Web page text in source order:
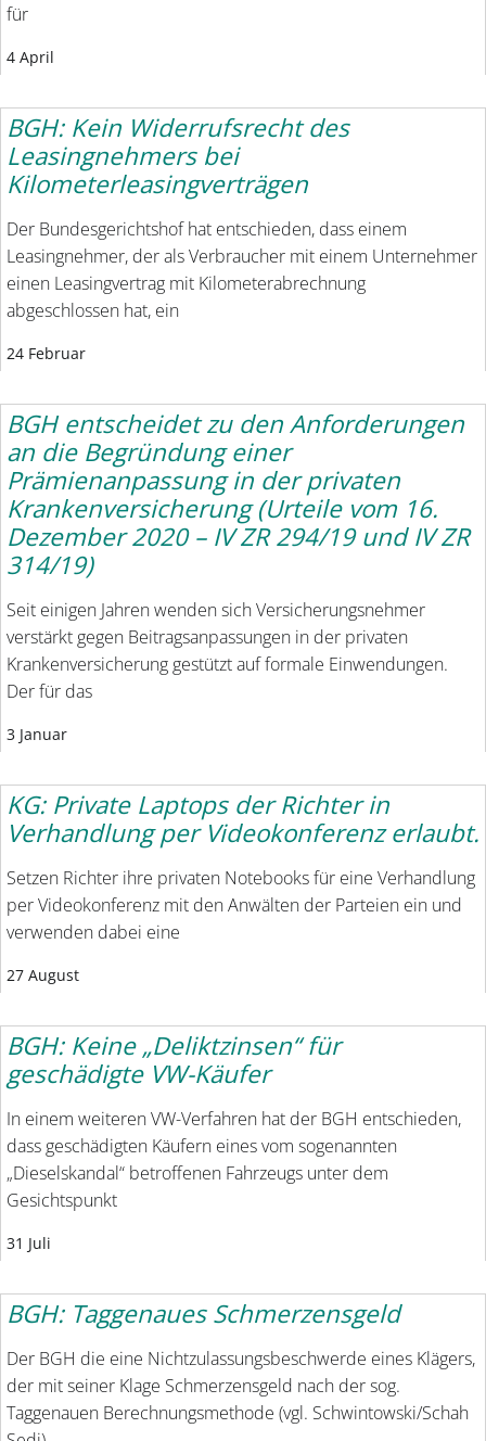
für
4 April
BGH: Kein Widerrufsrecht des
Leasingnehmers bei
Kilometerleasingverträgen
Der Bundesgerichtshof hat entschieden, dass einem
Leasingnehmer, der als Verbraucher mit einem Unternehmer
einen Leasingvertrag mit Kilometerabrechnung
abgeschlossen hat, ein
24 Februar
BGH entscheidet zu den Anforderungen
an die Begründung einer
Prämienanpassung in der privaten
Krankenversicherung (Urteile vom 16.
Dezember 2020 – IV ZR 294/19 und IV ZR
314/19)
Seit einigen Jahren wenden sich Versicherungsnehmer
verstärkt gegen Beitragsanpassungen in der privaten
Krankenversicherung gestützt auf formale Einwendungen.
Der für das
3 Januar
KG: Private Laptops der Richter in
Verhandlung per Videokonferenz erlaubt.
Setzen Richter ihre privaten Notebooks für eine Verhandlung
per Videokonferenz mit den Anwälten der Parteien ein und
verwenden dabei eine
27 August
BGH: Keine „Deliktzinsen“ für
geschädigte VW-Käufer
In einem weiteren VW-Verfahren hat der BGH entschieden,
dass geschädigten Käufern eines vom sogenannten
„Dieselskandal“ betroffenen Fahrzeugs unter dem
Gesichtspunkt
31 Juli
BGH: Taggenaues Schmerzensgeld
Der BGH die eine Nichtzulassungsbeschwerde eines Klägers,
der mit seiner Klage Schmerzensgeld nach der sog.
Taggenauen Berechnungsmethode (vgl. Schwintowski/Schah